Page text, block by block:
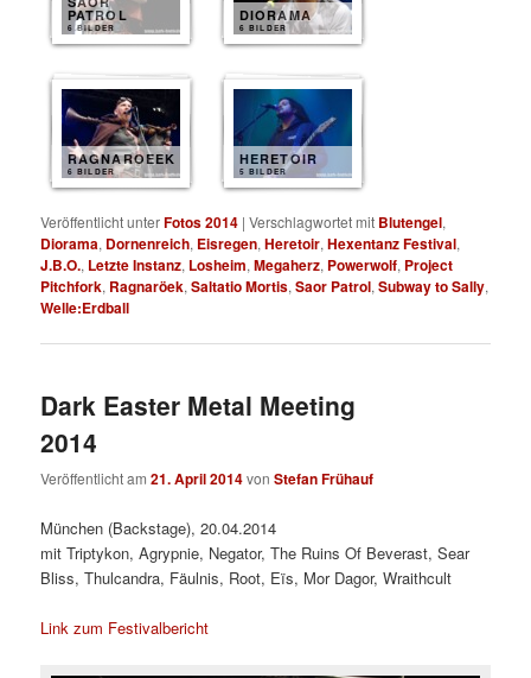
PATROL
6 BILDER
DIORAMA
6 BILDER
RAGNAROEEK
6 BILDER
HERETOIR
5 BILDER
Veröffentlicht unterFotos 2014 |Verschlagwortet mit Blutengel,
Diorama, Dornenreich, Eisregen,Heretoir,Hexentanz Festival,
J.B.O., Letzte Instanz, Losheim,Megaherz, Powerwolf, Project
Pitchfork, Ragnaröek,Saltatio Mortis,Saor Patrol,Subway to Sally,
Welle:Erdball
Dark Easter Metal Meeting
2014
Veröffentlicht am21. April 2014vonStefan Frühauf
München (Backstage), 20.04.2014
mit Triptykon, Agrypnie, Negator, The Ruins Of Beverast, Sear
Bliss, Thulcandra, Fäulnis, Root, Eïs, Mor Dagor, Wraithcult
Link zum Festivalbericht